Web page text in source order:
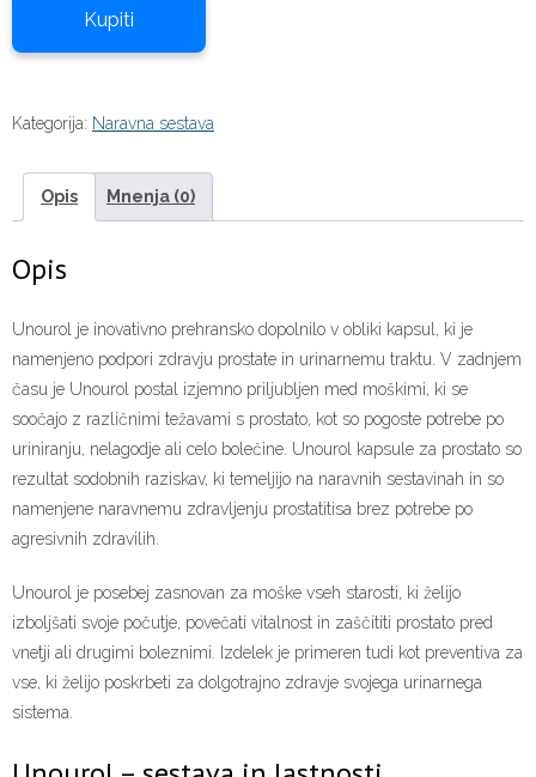
58,00 €.
Kupiti
Kategorija: Naravna sestava
Opis Mnenja (0)
Opis
Unourol je inovativno prehransko dopolnilo v obliki kapsul, ki je
namenjeno podpori zdravju prostate in urinarnemu traktu. V zadnjem
času je Unourol postal izjemno priljubljen med moškimi, ki se
soočajo z različnimi težavami s prostato, kot so pogoste potrebe po
uriniranju, nelagodje ali celo bolečine. Unourol kapsule za prostato so
rezultat sodobnih raziskav, ki temeljijo na naravnih sestavinah in so
namenjene naravnemu zdravljenju prostatitisa brez potrebe po
agresivnih zdravilih.
Unourol je posebej zasnovan za moške vseh starosti, ki želijo
izboljšati svoje počutje, povečati vitalnost in zaščititi prostato pred
vnetji ali drugimi boleznimi. Izdelek je primeren tudi kot preventiva za
vse, ki želijo poskrbeti za dolgotrajno zdravje svojega urinarnega
sistema.